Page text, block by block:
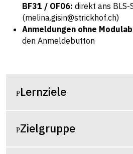
BF31 / OF06: direkt ans
(melina.gisin@strickhof.ch)
Anmeldungen ohne
den Anmeldebutton
Lernziele
Zielgruppe